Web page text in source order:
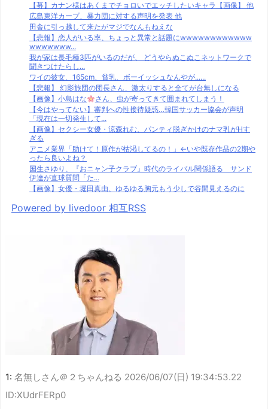
【募】カナン様はあくまでチョロいでエッチしたいキャラ【画像】 他
広島東洋カープ、暴力団に対する声明を発表 他
田舎に引っ越して来たがマジでなんもねえな
【悲報】恋人がいる率、ちょっと異常と話題にwwwwwwwwwwww
wwwwwww...
我が家は長毛種3匹がいるのだが、 どうやらぬこぬこネットワークで
聞きつけたらし...
ワイの彼女、165cm、貧乳、ボーイッシュなんやが......
【悲報】 幻影旅団の団長さん、激太りすると全てが台無しになる
【画像】小島はな
さん、虫が寄ってきて囲まれてしまう！
【今はやってない】審判への性接待疑惑…韓国サッカー協会が声明
「現在は一切発生して...
【画像】セクシー女優・涼森れむ、パンティ脱ぎかけのナマ乳がHす
ぎる
アニメ業界「助けて！原作が枯渇してるの！」←いや既存作品の2期や
ったら良いよね？
国生さゆり、『おニャン子クラブ』時代のライバル関係語る サンド
伊達が直球質問「た...
【画像】女優・堀田真由、ゆるゆる胸元もう少しで谷間見えるのに
Powered by livedoor 相互RSS
1: 名無しさん＠２ちゃんねる 2026/06/07(日) 19:34:53.22
ID:XUdrFERp0